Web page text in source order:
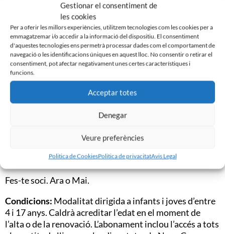
Gestionar el consentiment de
les cookies
Per a oferir les millors experiències, utilitzem tecnologies com les cookies per a
emmagatzemar i/o accedir a la informació del dispositiu. El consentiment
d'aquestes tecnologies ens permetrà processar dades com el comportament de
navegació o les identificacions úniques en aquest lloc. No consentir o retirar el
consentiment, pot afectar negativament unes certes característiques i
funcions.
Acceptar totes
Denegar
Veure preferències
Politica de CookiesPolitica de privacitatAvis Legal
Amb el carnet de soci Infantil tindran accés a tots els
partits de lliga a casa, amb el seu seient assegurat
durant tota la temporada. A més, passaran a formar
part del club amb el seu número de soci, acumulant
antiguitat temporada rere temporada i gaudint dels
avantatges propis dels socis.
Aquesta modalitat permet als més joves viure cada
partit des de la Nova Creu Alta i començar a formar part
Fes-te soci. Ara o Mai.
Condicions: Modalitat dirigida a infants i joves d’entre
4 i 17 anys. Caldrà acreditar l’edat en el moment de
l’alta o de la renovació. L’abonament inclou l’accés a tots